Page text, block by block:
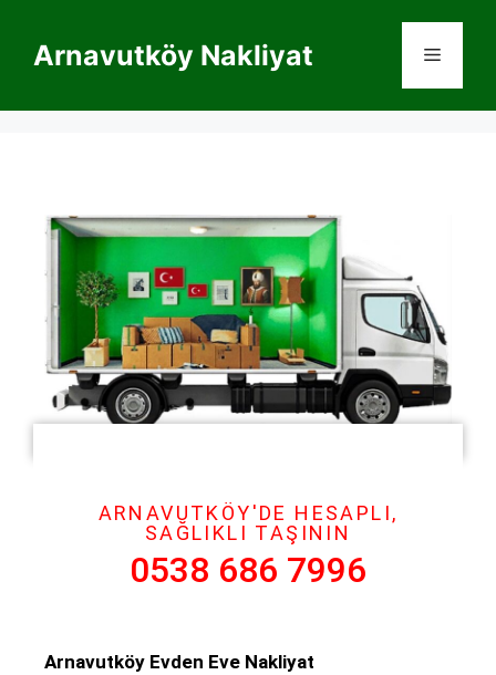
Arnavutköy Nakliyat
Çekinmeden Arayın - 0538 686 7996
ARNAVUTKÖY'DE HESAPLI,
SAĞLIKLI TAŞININ
0538 686 7996
Arnavutköy Evden Eve Nakliyat